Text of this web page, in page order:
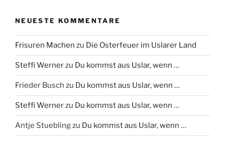
NEUESTE KOMMENTARE
Frisuren Machen zu Die Osterfeuer im Uslarer Land
Steffi Wernerzu Du kommst aus Uslar, wenn …
Frieder Busch zu Du kommst aus Uslar, wenn …
Steffi Wernerzu Du kommst aus Uslar, wenn …
Antje Stueblingzu Du kommst aus Uslar, wenn …